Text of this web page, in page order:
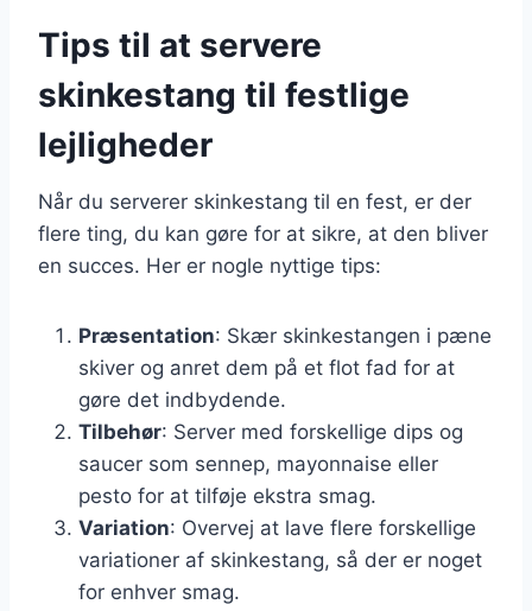
Tips til at servere
skinkestang til festlige
lejligheder
Når du serverer skinkestang til en fest, er der
flere ting, du kan gøre for at sikre, at den bliver
en succes. Her er nogle nyttige tips:
Præsentation: Skær skinkestangen i pæne
skiver og anret dem på et flot fad for at
gøre det indbydende.
Tilbehør: Server med forskellige dips og
saucer som sennep, mayonnaise eller
pesto for at tilføje ekstra smag.
Variation: Overvej at lave flere forskellige
variationer af skinkestang, så der er noget
for enhver smag.